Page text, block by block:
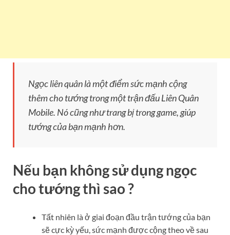
Ngọc liên quân là một điểm sức mạnh cộng
thêm cho tướng trong một trận đấu Liên Quân
Mobile. Nó cũng như trang bị trong game, giúp
tướng của bạn mạnh hơn.
Nếu bạn không sử dụng ngọc
cho tướng thì sao ?
Tất nhiên là ở giai đoạn đầu trận tướng của bạn
sẽ cực kỳ yếu, sức mạnh được cộng theo về sau